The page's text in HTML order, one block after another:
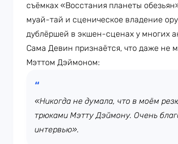
съёмках «Восстания планеты
муай-тай и сценическое владение
дублёршей в экшен-сценах у многих
Сама Девин признаётся, что даже не
Мэттом Дэймоном:
«Никогда не думала, что в моём
трюками Мэтту Дэймону. Очень
интервью».